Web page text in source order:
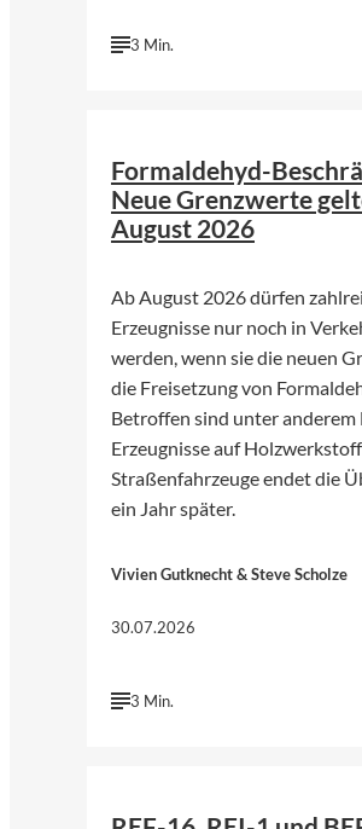
3 Min.
Formaldehyd-
Neue Grenzwerte
August 2026
Ab August 2026 dürfen
Erzeugnisse nur noch in
werden, wenn sie die neuen
die Freisetzung von
Betroffen sind unter anderem
Erzeugnisse auf
Straßenfahrzeuge endet die
ein Jahr später.
Vivien Gutknecht & Steve Scholze
30.07.2026
3 Min.